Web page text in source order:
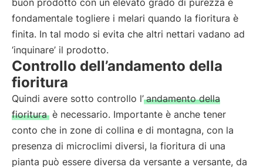
buon prodotto con un elevato grado di purezza è
fondamentale togliere i melari quando la fioritura è
finita. In tal modo si evita che altri nettari vadano ad
‘inquinare’ il prodotto.
Controllo dell’andamento della
fioritura
Quindi avere sotto controllo l’ andamento della
fioritura è necessario. Importante è anche tener
conto che in zone di collina e di montagna, con la
presenza di microclimi diversi, la fioritura di una
pianta può essere diversa da versante a versante, da